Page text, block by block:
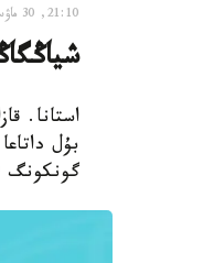
21:10, 30 ماۋسىم 2017
بۇل
گونكونگ